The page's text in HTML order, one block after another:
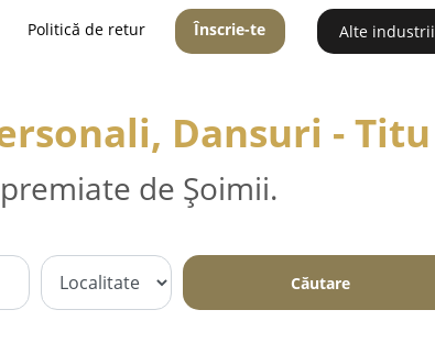
Politică de retur Înscrie-te Alte industrii
Dansuri - Titu
de Șoimii.
Căutare